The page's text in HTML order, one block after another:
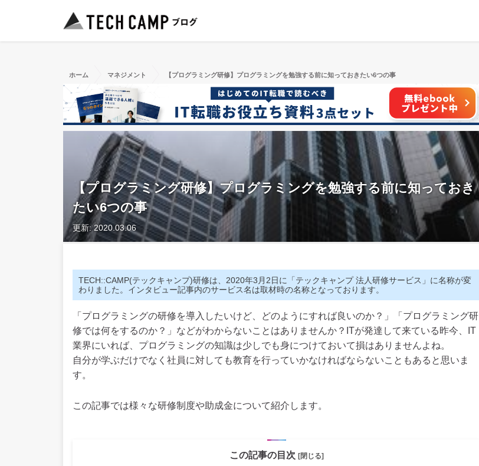
ホーム マネジメント 【プログラミング研修】プログラミングを勉強する前に知っておきたい6つの事
【プログラミング研修】プログラミングを勉強する前に知っておき
たい6つの事
更新: 2020.03.06
TECH::CAMP(テックキャンプ)研修は、2020年3月2日に「テックキャンプ 法人研修サービス」に名称が変
わりました。インタビュー記事内のサービス名は取材時の名称となっております。
「プログラミングの研修を導入したいけど、どのようにすれば良いのか？」「プログラミング研
修では何をするのか？」などがわからないことはありませんか？ITが発達して来ている昨今、IT
業界にいれば、プログラミングの知識は少しでも身につけておいて損はありませんよね。
自分が学ぶだけでなく社員に対しても教育を行っていかなければならないこともあると思いま
す。
この記事では様々な研修制度や助成金について紹介します。
この記事の目次 [閉じる]